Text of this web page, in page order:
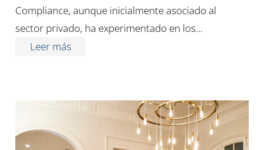
Compliance, aunque inicialmente asociado al
sector privado, ha experimentado en los…
Leer más